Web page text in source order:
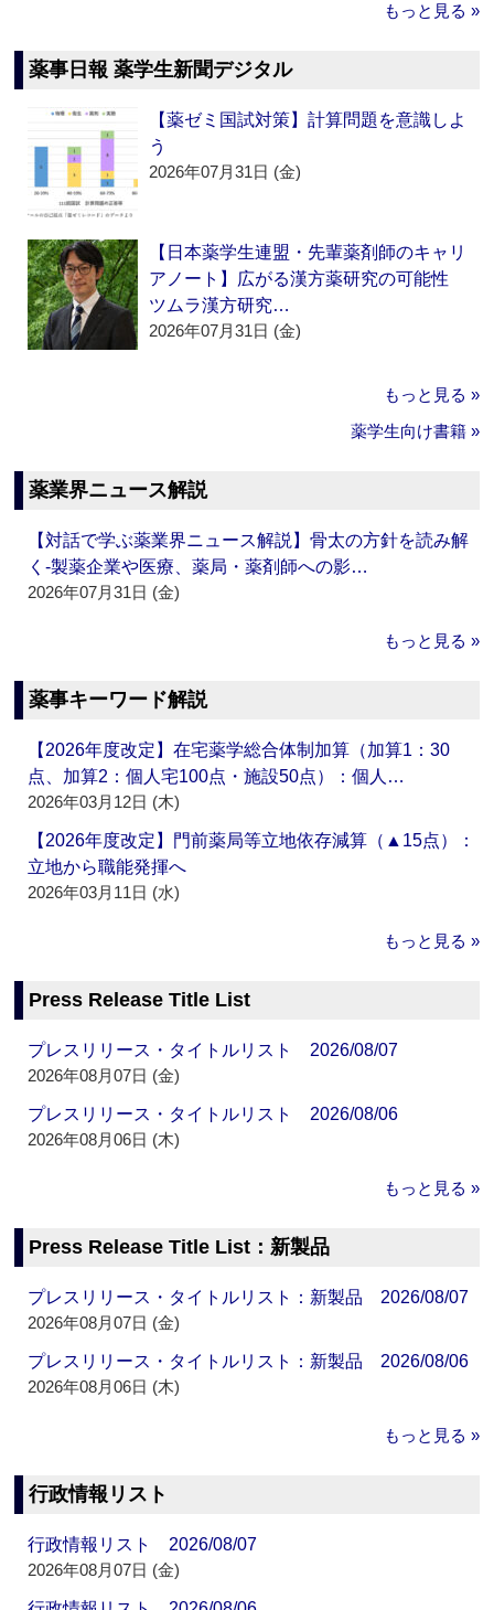
もっと見る »
薬事日報 薬学生新聞デジタル
【薬ゼミ国試対策】計算問題を意識しよ
う
2026年07月31日 (金)
【日本薬学生連盟・先輩薬剤師のキャリ
アノート】広がる漢方薬研究の可能性
ツムラ漢方研究…
2026年07月31日 (金)
もっと見る »
薬学生向け書籍 »
薬業界ニュース解説
【対話で学ぶ薬業界ニュース解説】骨太の方針を読み解
く‐製薬企業や医療、薬局・薬剤師への影…
2026年07月31日 (金)
もっと見る »
薬事キーワード解説
【2026年度改定】在宅薬学総合体制加算（加算1：30
点、加算2：個人宅100点・施設50点）：個人…
2026年03月12日 (木)
【2026年度改定】門前薬局等立地依存減算（▲15点）：
立地から職能発揮へ
2026年03月11日 (水)
もっと見る »
Press Release Title List
プレスリリース・タイトルリスト 2026/08/07
2026年08月07日 (金)
プレスリリース・タイトルリスト 2026/08/06
2026年08月06日 (木)
もっと見る »
Press Release Title List：新製品
プレスリリース・タイトルリスト：新製品 2026/08/07
2026年08月07日 (金)
プレスリリース・タイトルリスト：新製品 2026/08/06
2026年08月06日 (木)
もっと見る »
行政情報リスト
行政情報リスト 2026/08/07
2026年08月07日 (金)